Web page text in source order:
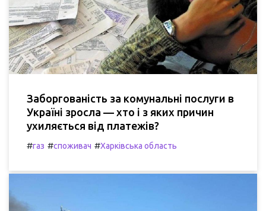
Заборгованість за комунальні послуги в
Україні зросла — хто і з яких причин
ухиляється від платежів?
#газ #споживач #Харківська область